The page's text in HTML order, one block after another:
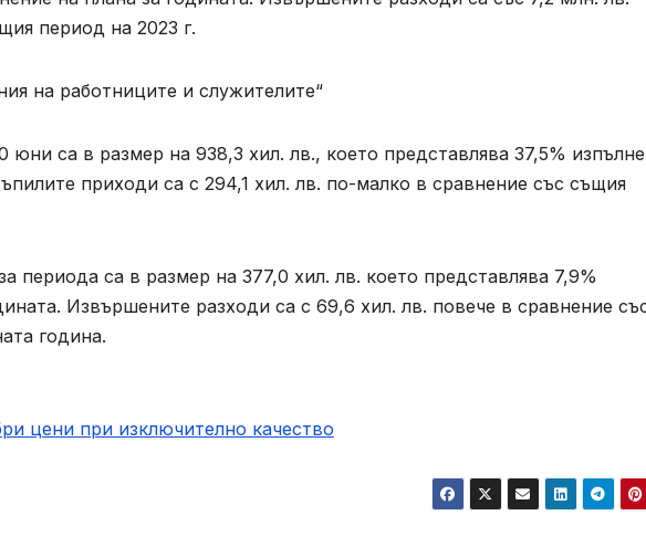
период на 2023 г.
на работниците и служителите“
юни са в размер на 938,3 хил. лв., което представлява 37,5%
приходи са с 294,1 хил. лв. по-малко в сравнение със същия
периода са в размер на 377,0 хил. лв. което представлява 7,9%
Извършените разходи са с 69,6 хил. лв. повече в сравнение
година.
цени при изключително качество